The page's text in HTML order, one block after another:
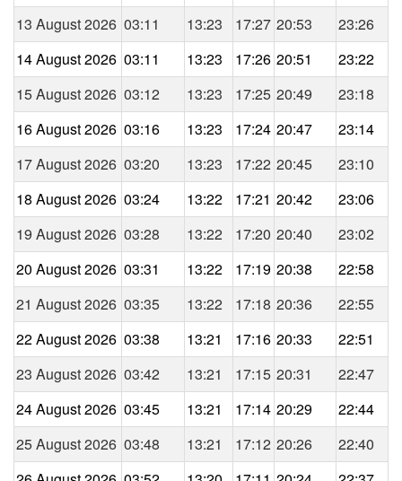
13 August 2026 03:11 13:23 17:27 20:53
23:26
14 August 2026 03:11 13:23 17:26 20:51
23:22
15 August 2026 03:12 13:23 17:25 20:49
23:18
16 August 2026 03:16 13:23 17:24 20:47
23:14
17 August 2026 03:20 13:23 17:22 20:45
23:10
18 August 2026 03:24 13:22 17:21 20:42
23:06
19 August 2026 03:28 13:22 17:20 20:40
23:02
20 August 2026 03:31 13:22 17:19 20:38
22:58
21 August 2026 03:35 13:22 17:18 20:36
22:55
22 August 2026 03:38 13:21 17:16 20:33
22:51
23 August 2026 03:42 13:21 17:15 20:31
22:47
24 August 2026 03:45 13:21 17:14 20:29
22:44
25 August 2026 03:48 13:21 17:12 20:26
22:40